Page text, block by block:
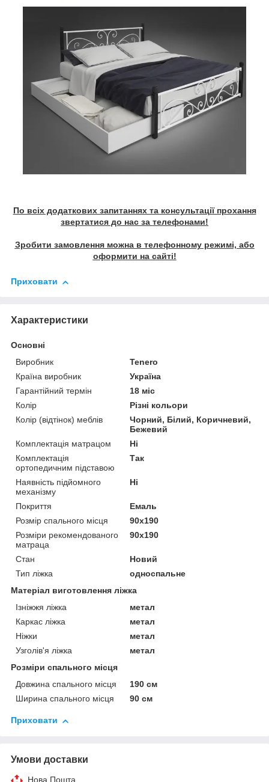
По всіх додаткових запитаннях та консультації прохання
звертатися до нас за телефонами!
Зробити замовлення можна в телефонному режимі, або
оформити на сайті!
Приховати
Характеристики
Основні
Виробник
Tenero
Країна виробник
Україна
Гарантійний термін
18 міс
Колір
Різні кольори
Колір (відтінок) меблів
Чорний, Білий, Коричневий,
Бежевий
Комплектація матрацом
Ні
Комплектація
ортопедичним підставою
Так
Наявність підйомного
механізму
Ні
Покриття
Емаль
Розмір спального місця
90х190
Розміри рекомендованого
матраца
90х190
Стан
Новий
Тип ліжка
односпальне
Матеріал виготовлення ліжка
Ізніжжя ліжка
метал
Каркас ліжка
метал
Ніжки
метал
Узголів'я ліжка
метал
Розміри спального місця
Довжина спального місця
190 см
Ширина спального місця
90 см
Приховати
Умови доставки
Нова Пошта